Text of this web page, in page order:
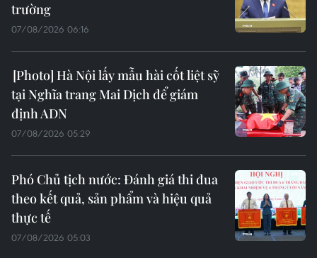
trường
07/08/2026 06:16
Hà Nội lấy mẫu hài cốt liệt sỹ
tại Nghĩa trang Mai Dịch để giám
định ADN
07/08/2026 05:29
Phó Chủ tịch nước: Đánh giá thi đua
theo kết quả, sản phẩm và hiệu quả
thực tế
07/08/2026 05:03